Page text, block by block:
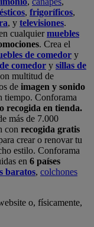
, frigoríficos,
, y televisiones.
cualquiermuebles
. Crea el
de comedor y
comedor y sillas de
multitud de
de imagen y sonido
tiempo. Conforama
recogida en tienda.
más de 7.000
con recogida gratis
crear o renovar tu
estilo. Conforama
en 6 países
baratos, colchones
o, físicamente,